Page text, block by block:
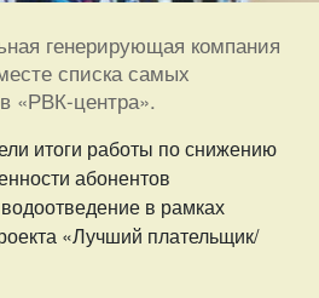
генерирующая компания
списка самых
«РВК-центра».
итоги работы по снижению
абонентов
в рамках
«Лучший плательщик/